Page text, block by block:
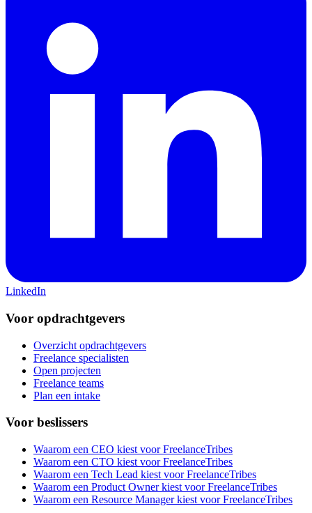
LinkedIn
Voor opdrachtgevers
Overzicht opdrachtgevers
Freelance specialisten
Open projecten
Freelance teams
Plan een intake
Voor beslissers
Waarom een CEO kiest voor FreelanceTribes
Waarom een CTO kiest voor FreelanceTribes
Waarom een Tech Lead kiest voor FreelanceTribes
Waarom een Product Owner kiest voor FreelanceTribes
Waarom een Resource Manager kiest voor FreelanceTribes